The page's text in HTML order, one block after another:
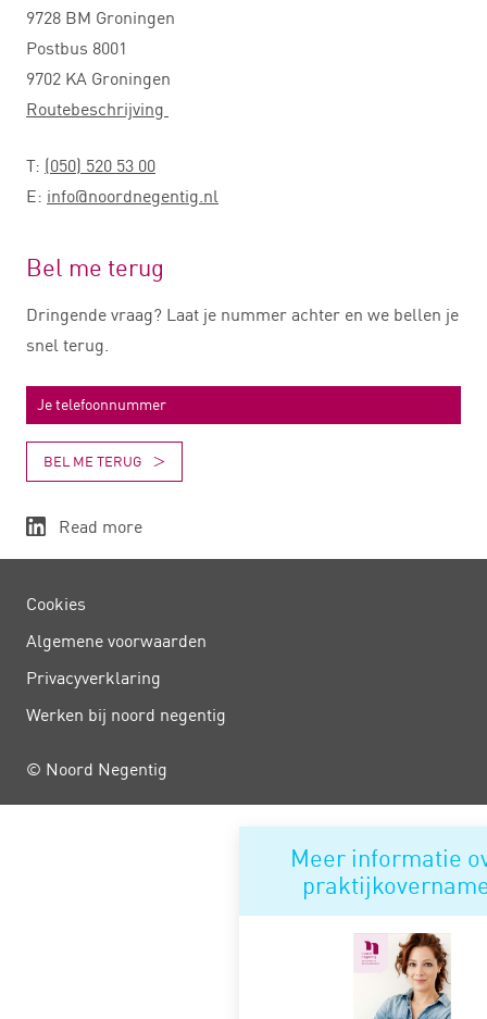
Meer informatie
9728 BM Groningen
Postbus 8001
9702 KA Groningen
Routebeschrijving
T: (050) 520 53 00
E: info@noordnegentig.nl
Bel me terug
Dringende vraag? Laat je nummer achter en we bellen je
snel terug.
BEL ME TERUG
Read more
Cookies
Algemene voorwaarden
Privacy­verklaring
Werken bij noord negentig
© Noord Negentig